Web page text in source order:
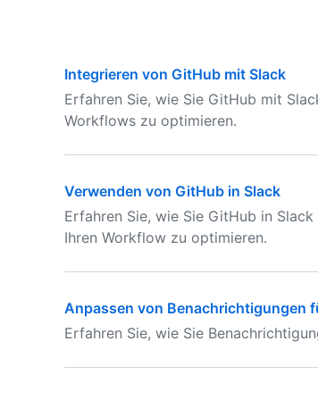
Integrieren von GitHub mit Slack
Erfahren Sie, wie Sie GitHub mit
Workflows zu optimieren.
Verwenden von GitHub in Slack
Erfahren Sie, wie Sie GitHub in
Ihren Workflow zu optimieren.
Anpassen von Benachrichtigungen
Erfahren Sie, wie Sie